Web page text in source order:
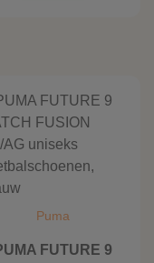
Puma
FUTURE 9